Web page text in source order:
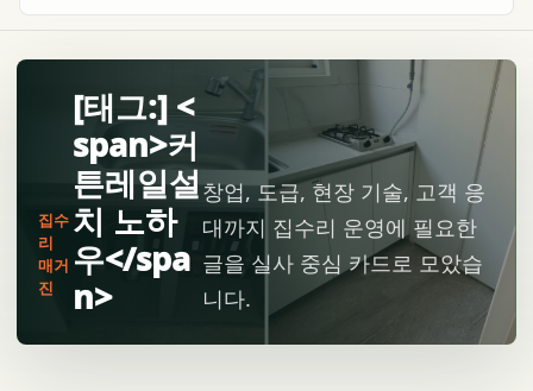
집수
리
매거
진
[태그:] <
span>커
튼레일설
치 노하
우</spa
n>
창업, 도급, 현장 기술, 고객 응
대까지 집수리 운영에 필요한
글을 실사 중심 카드로 모았습
니다.